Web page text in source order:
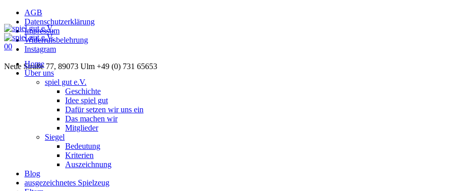
AGB
Datenschutzerklärung
Impressum
Widerrufsbelehrung
Instagram
Neue Straße 77, 89073 Ulm +49 (0) 731 65653
00
Home
Über uns
spiel gut e.V.
Geschichte
Idee spiel gut
Dafür setzen wir uns ein
Das machen wir
Mitglieder
Siegel
Bedeutung
Kriterien
Auszeichnung
Blog
ausgezeichnetes Spielzeug